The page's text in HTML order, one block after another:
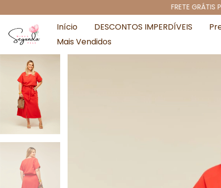
FRETE GRÁTIS PARA TODO
Início DESCONTOS IMPERDÍVEIS
Mais Vendidos